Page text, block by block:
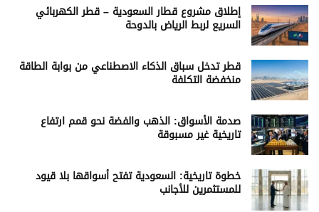
إطلاق مشروع قطار السعودية – قطر الكهربائي
السريع لربط الرياض بالدوحة
قطر تدخل سباق الذكاء الاصطناعي من بوابة الطاقة
منخفضة التكلفة
صدمة الأسواق: الذهب والفضة نحو قمم ارتفاع
تاريخية غير مسبوقة
خطوة تاريخية: السعودية تفتح أسواقها بلا قيود
للمستثمرين للأجانب